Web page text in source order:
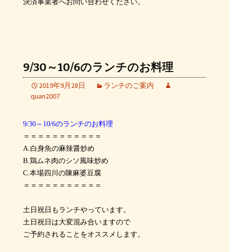
決済事業者へお問い合わせください。
9/30～10/6のランチのお料理
2019年9月28日
ランチのご案内
quan2007
9/30～10/6のランチのお料理
＝＝＝＝＝＝＝＝＝＝＝
A.白身魚の麻辣醤炒め
B.鶏ムネ肉のシソ風味炒め
C.本場四川の陳麻婆豆腐
＝＝＝＝＝＝＝＝＝＝＝
土日祝日もランチやっています。
土日祝日は大変混み合いますので
ご予約されることをオススメします。